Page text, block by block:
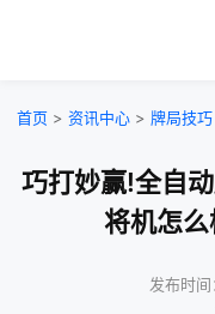
首页 > 资讯中心 > 牌局技巧
巧打妙赢!全自
将机怎
发布时